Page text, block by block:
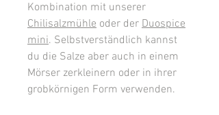
Kombination mit unserer
Chilisalzmühle oder der Duospice
mini. Selbstverständlich kannst
du die Salze aber auch in einem
Mörser zerkleinern oder in ihrer
grobkörnigen Form verwenden.